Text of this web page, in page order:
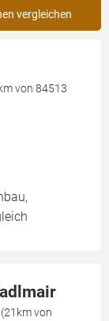
vergleichen
von 84513
von